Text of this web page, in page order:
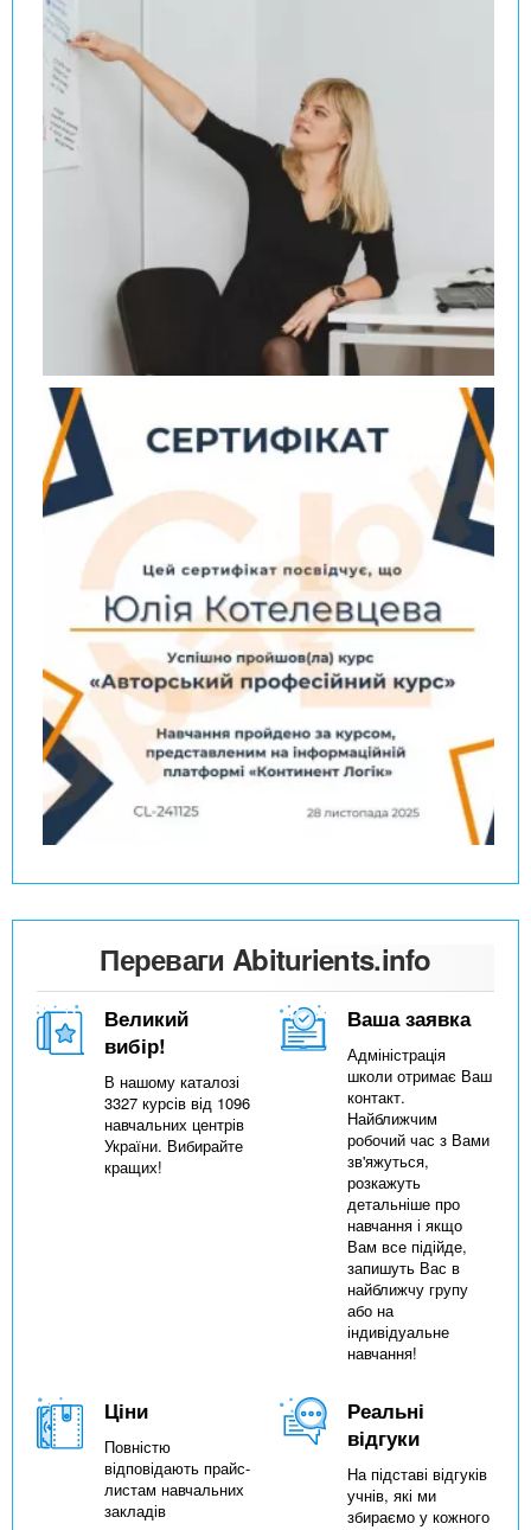
Переваги Abiturients.info
Великий
вибір!
В нашому каталозі
3327 курсів від 1096
навчальних центрів
України. Вибирайте
кращих!
Ваша заявка
Адміністрація
школи отримає Ваш
контакт.
Найближчим
робочий час з Вами
зв'яжуться,
розкажуть
детальніше про
навчання і якщо
Вам все підійде,
запишуть Вас в
найближчу групу
або на
індивідуальне
навчання!
Ціни
Повністю
відповідають прайс-
листам навчальних
закладів
Реальні
відгуки
На підставі відгуків
учнів, які ми
збираємо у кожного